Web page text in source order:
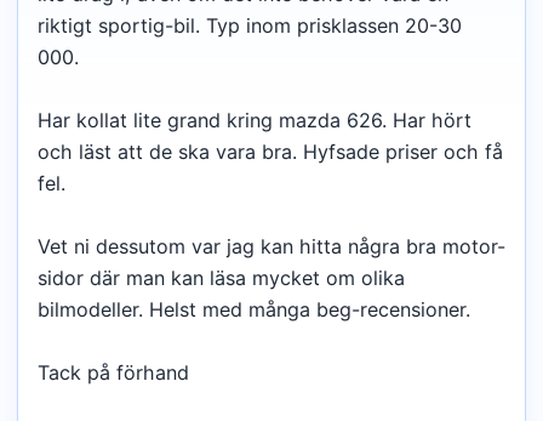
riktigt sportig-bil. Typ inom prisklassen 20-30
000.
Har kollat lite grand kring mazda 626. Har hört
och läst att de ska vara bra. Hyfsade priser och få
fel.
Vet ni dessutom var jag kan hitta några bra motor-
sidor där man kan läsa mycket om olika
bilmodeller. Helst med många beg-recensioner.
Tack på förhand